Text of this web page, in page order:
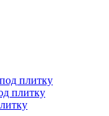
плитку
плитку